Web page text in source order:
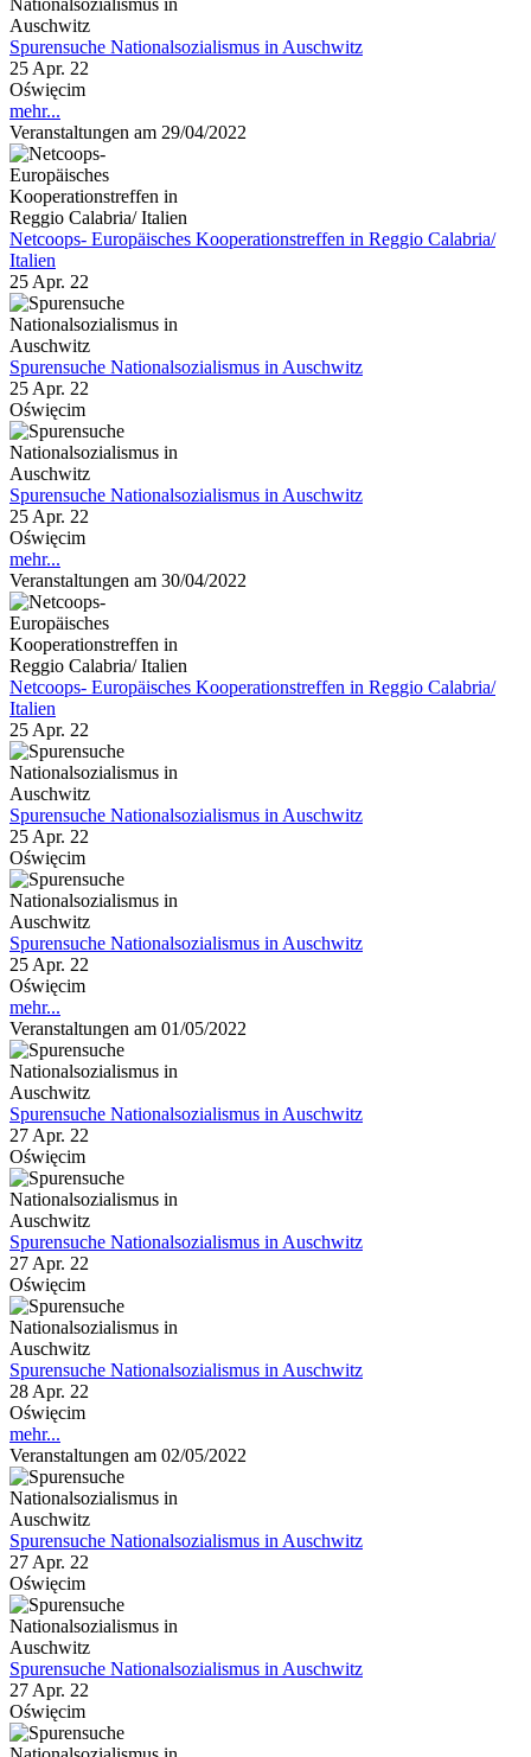
Spurensuche Nationalsozialismus in Auschwitz
25 Apr. 22
Oświęcim
mehr...
Veranstaltungen am 29/04/2022
Netcoops- Europäisches Kooperationstreffen in Reggio Calabria/
Italien
25 Apr. 22
Spurensuche Nationalsozialismus in Auschwitz
25 Apr. 22
Oświęcim
Spurensuche Nationalsozialismus in Auschwitz
25 Apr. 22
Oświęcim
mehr...
Veranstaltungen am 30/04/2022
Netcoops- Europäisches Kooperationstreffen in Reggio Calabria/
Italien
25 Apr. 22
Spurensuche Nationalsozialismus in Auschwitz
25 Apr. 22
Oświęcim
Spurensuche Nationalsozialismus in Auschwitz
25 Apr. 22
Oświęcim
mehr...
Veranstaltungen am 01/05/2022
Spurensuche Nationalsozialismus in Auschwitz
27 Apr. 22
Oświęcim
Spurensuche Nationalsozialismus in Auschwitz
27 Apr. 22
Oświęcim
Spurensuche Nationalsozialismus in Auschwitz
28 Apr. 22
Oświęcim
mehr...
Veranstaltungen am 02/05/2022
Spurensuche Nationalsozialismus in Auschwitz
27 Apr. 22
Oświęcim
Spurensuche Nationalsozialismus in Auschwitz
27 Apr. 22
Oświęcim